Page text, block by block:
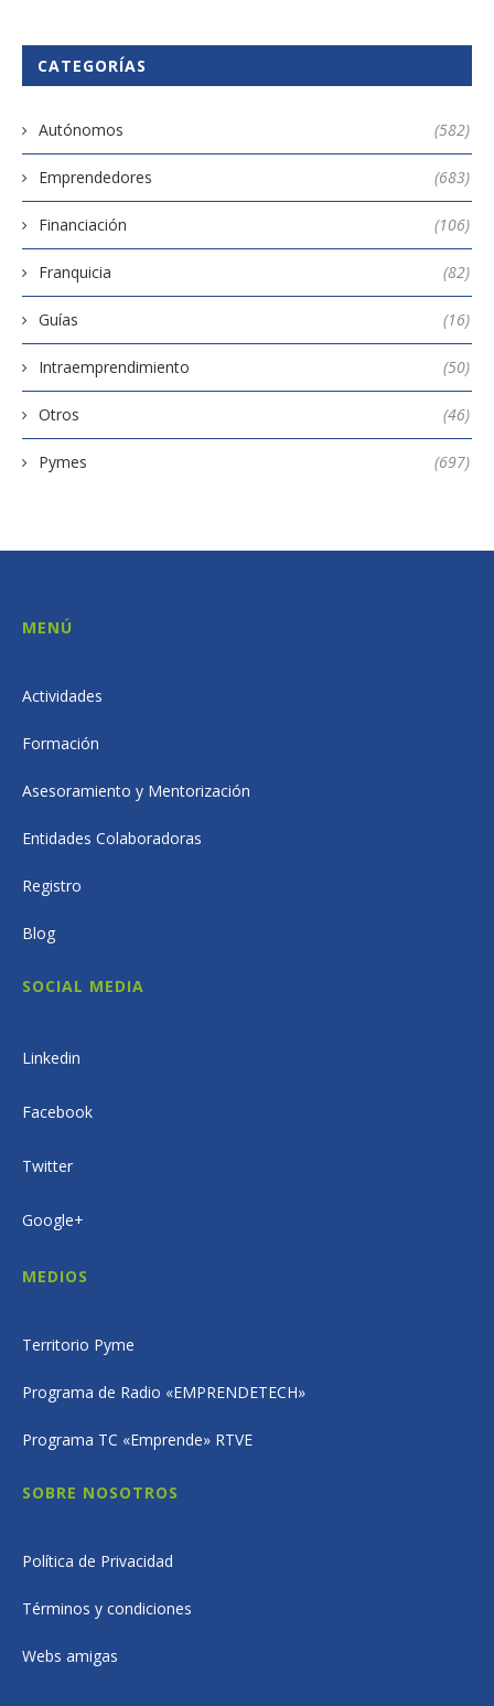
CATEGORÍAS
Autónomos (582)
Emprendedores (683)
Financiación (106)
Franquicia (82)
Guías (16)
Intraemprendimiento (50)
Otros (46)
Pymes (697)
MENÚ
Actividades
Formación
Asesoramiento y Mentorización
Entidades Colaboradoras
Registro
Blog
SOCIAL MEDIA
Linkedin
Facebook
Twitter
Google+
MEDIOS
Territorio Pyme
Programa de Radio «EMPRENDETECH»
Programa TC «Emprende» RTVE
SOBRE NOSOTROS
Política de Privacidad
Términos y condiciones
Webs amigas